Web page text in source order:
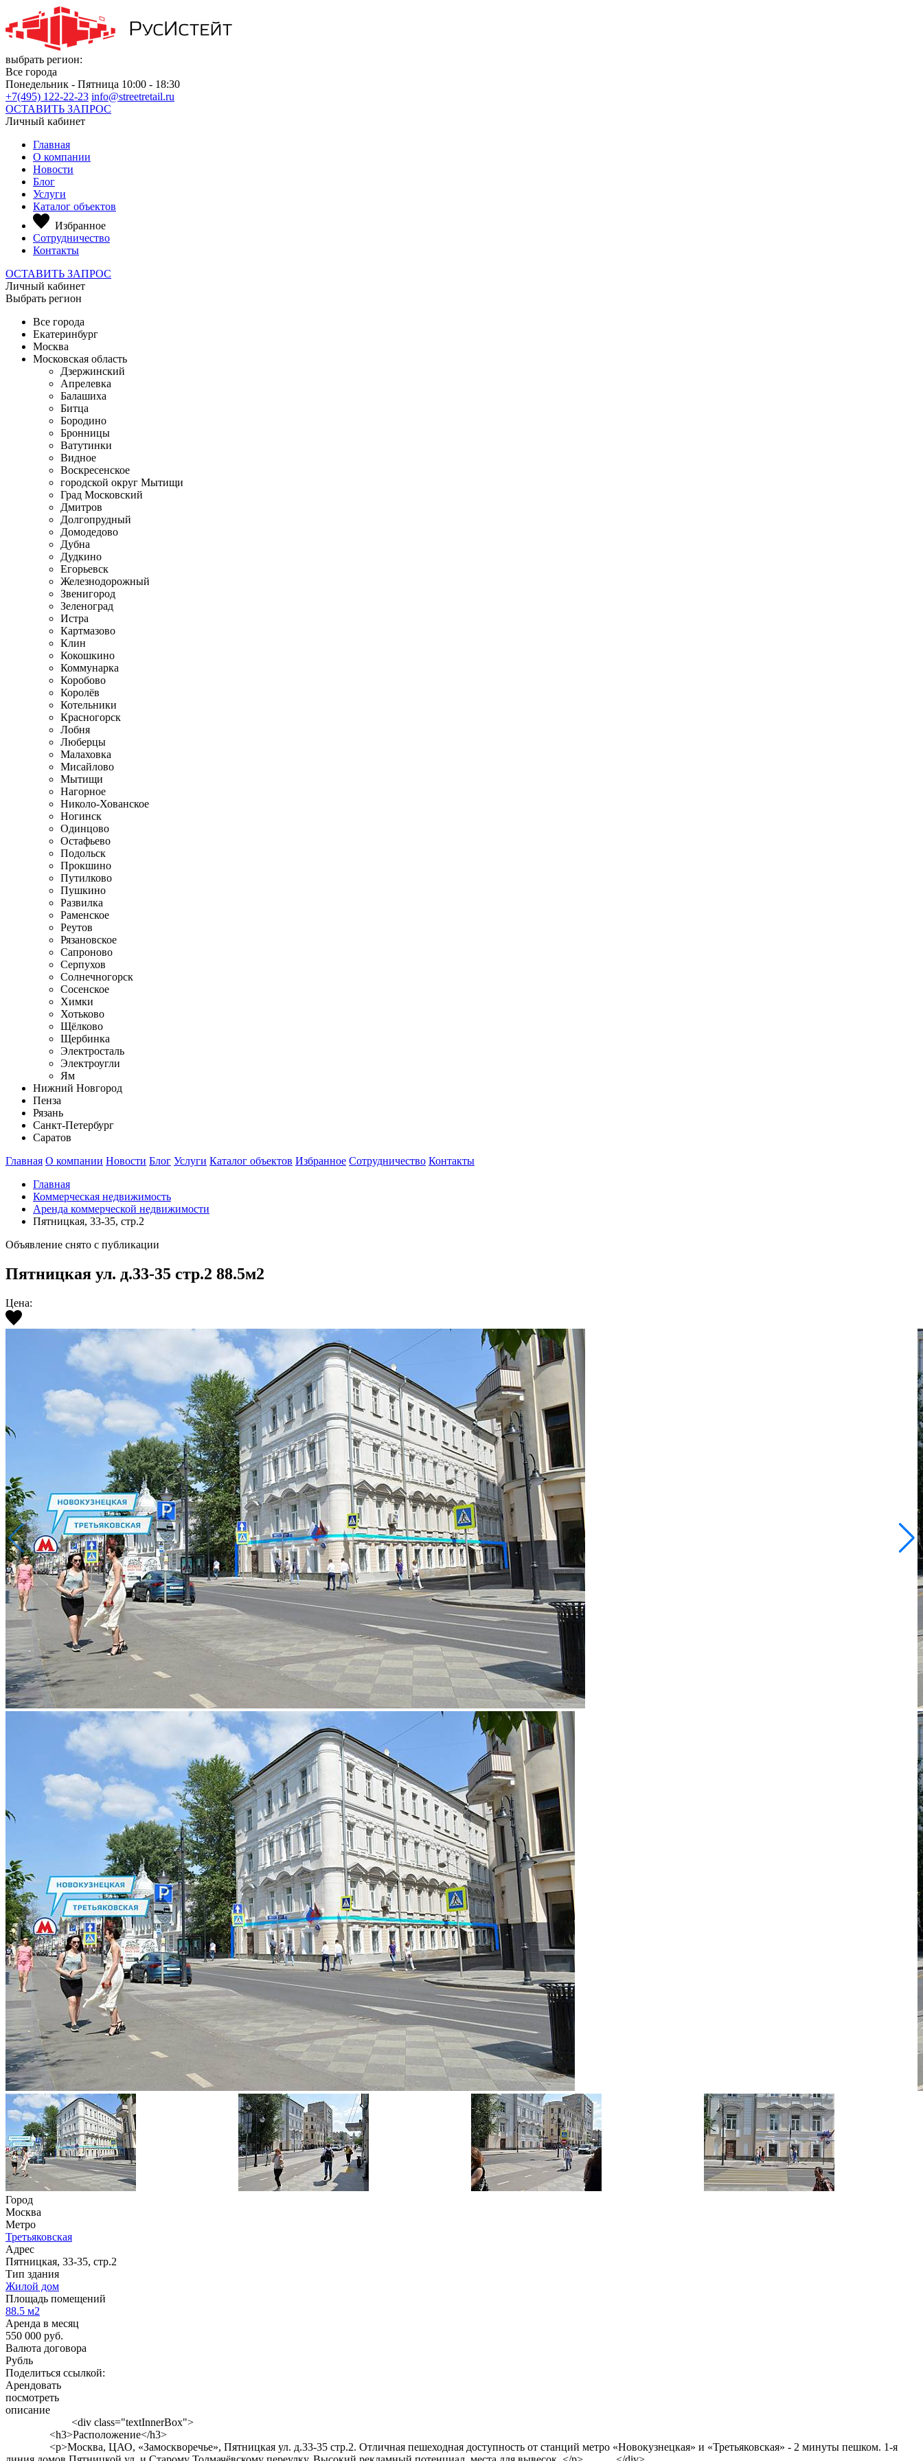
выбрать регион:
Все города
Понедельник - Пятница 10:00 - 18:30
+7(495) 122-22-23 info@streetretail.ru
ОСТАВИТЬ ЗАПРОС
Личный кабинет
Главная
О компании
Новости
Блог
Услуги
Каталог объектов
Избранное
Сотрудничество
Контакты
ОСТАВИТЬ ЗАПРОС
Личный кабинет
Выбрать регион
Все города
Екатеринбург
Москва
Московская область
Дзержинский
Апрелевка
Балашиха
Битца
Бородино
Бронницы
Ватутинки
Видное
Воскресенское
городской округ Мытищи
Град Московский
Дмитров
Долгопрудный
Домодедово
Дубна
Дудкино
Егорьевск
Железнодорожный
Звенигород
Зеленоград
Истра
Картмазово
Клин
Кокошкино
Коммунарка
Коробово
Королёв
Котельники
Красногорск
Лобня
Люберцы
Малаховка
Мисайлово
Мытищи
Нагорное
Николо-Хованское
Ногинск
Одинцово
Остафьево
Подольск
Прокшино
Путилково
Пушкино
Развилка
Раменское
Реутов
Рязановское
Сапроново
Серпухов
Солнечногорск
Сосенское
Химки
Хотьково
Щёлково
Щербинка
Электросталь
Электроугли
Ям
Нижний Новгород
Пенза
Рязань
Санкт-Петербург
Саратов
Главная О компании Новости Блог Услуги Каталог объектов Избранное Сотрудничество Контакты
Главная
Коммерческая недвижимость
Аренда коммерческой недвижимости
Пятницкая, 33-35, стр.2
Объявление снято с публикации
Пятницкая ул. д.33-35 стр.2 88.5м2
Цена:
Город
Москва
Метро
Третьяковская
Адрес
Пятницкая, 33-35, стр.2
Тип здания
Жилой дом
Площадь помещений
88.5 м2
Аренда в месяц
550 000 руб.
Валюта договора
Рубль
Поделиться ссылкой:
Арендовать
посмотреть
описание
<div class="textInnerBox">
<h3>Расположение</h3>
<p>Москва, ЦАО, «Замоскворечье», Пятницкая ул. д.33-35 стр.2. Отличная пешеходная доступность от станций метро «Новокузнецкая» и «Третьяковская» - 2 минуты пешком. 1-я